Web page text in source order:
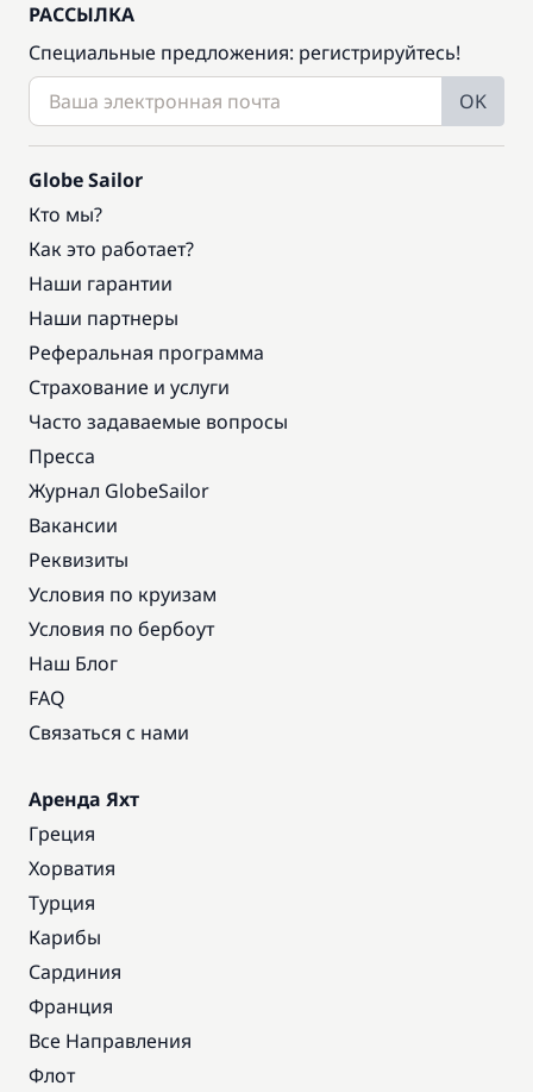
РАССЫЛКА
Специальные предложения: регистрируйтесь!
OK
Globe Sailor
Кто мы?
Как это работает?
Наши гарантии
Наши партнеры
Реферальная программа
Страхование и услуги
Часто задаваемые вопросы
Пресса
Журнал GlobeSailor
Вакансии
Реквизиты
Условия по круизам
Условия по бербоут
Наш Блог
FAQ
Связаться с нами
Аренда Яхт
Греция
Хорватия
Турция
Карибы
Сардиния
Франция
Все Направления
Флот